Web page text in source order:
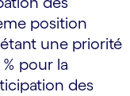
position
une priorité
pour la
des